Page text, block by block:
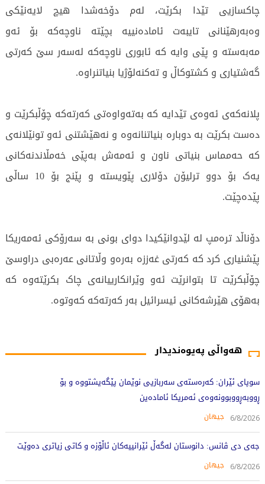
هەواڵی پەیوەندیدار
سوپای ئێران: کەرەستەی سەربازیی نوێمان پێگەیشتووە و بۆ
ڕووبەڕووبوونەوەی ئەمریکا ئامادەین
6/8/2026 جیهان
جەی دی ڤانس: دانوستان لەگەڵ ئێرانییەکان ئاڵۆزە و کاتی زیاتری دەوێت
6/8/2026 جیهان
چاکسازیی تێدا بکرێت، لەم دۆخەشدا هیچ لایەنێکى
وەبەرهێنانى تایبەت ئامادەنییە بچێتە ناوچەکە بۆ ئەو
مەبەستە و پێی وایە کە ئابورى ناوچەکە لەسەر سێ کەرتى
گەشتیارى و کشتوکاڵ و تەکنەلۆژیا بنیاتنراوە.
پلانەکەى ئەوەى تێدایە کە بەتەواوەتى کەرتەکە چۆڵبکرێت و
دەست بکرێت بە دوبارە بنیاتنانەوە و نەهێشتنى ئەو تونێلانەى
کە حەمماس بنیاتى ناون و ئەمەش بەپێی خەمڵاندنەکانى
یەک بۆ دوو ترلیۆن دۆلارى پێویستە و پێنج بۆ 10 ساڵى
پێدەچێت.
دۆناڵد ترەمپ لە لێدوانێکیدا دواى بونى بە سەرۆکى ئەمەریکا
پێشنیارى کرد کە کەرتى غەززە بەرەو وڵاتانى عەرەبى دراوسێ
چۆڵبکرێت تا بتوانرێت ئەو وێرانکارییانەى چاک بکرێتەوە کە
بەهۆى هێرشەکانى ئیسرائیل بەر کەرتەکە کەوتوە.